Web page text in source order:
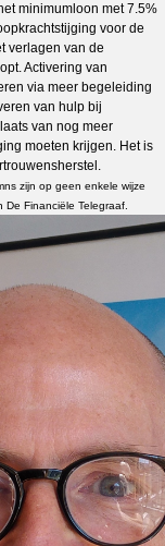
minimumloon met 7.5%
voor de
verlagen van de
Activering van
via meer begeleiding
van hulp bij
van nog meer
moeten krijgen. Het is
zijn op geen enkele wijze
Financiële Telegraaf.